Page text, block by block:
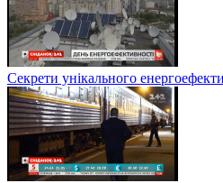
Секрети унікального